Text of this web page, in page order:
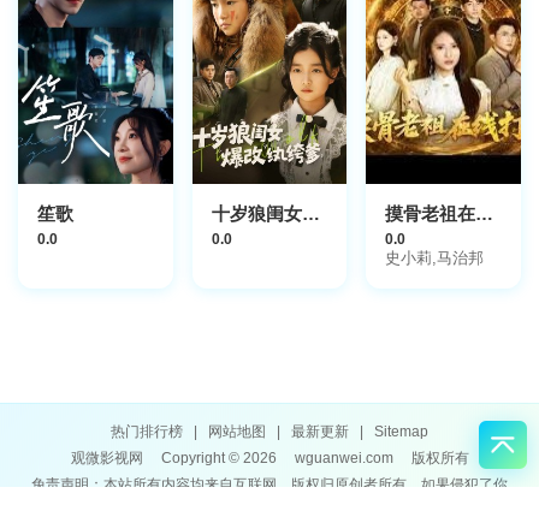
笙歌
0.0
十岁狼闺女爆改纨绔爹
0.0
摸骨老祖在线打假
0.0
史小莉,马治邦
热门排行榜 网站地图 最新更新
Sitemap
观微影视网
Copyright © 2026 wguanwei.com
版权所有
免责声明：本站所有内容均来自互联网，版权归原创者所有，如果侵犯了你